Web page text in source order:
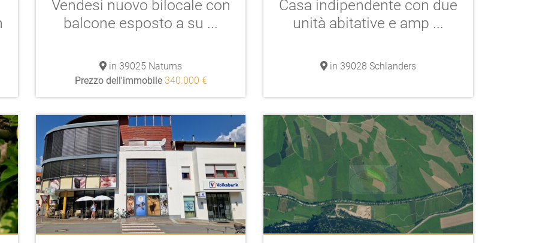
Vendesi nuovo bilocale con
balcone esposto a su ...
in 39025 Naturns
Prezzo dell'immobile 340.000 €
Casa indipendente con due
unità abitative e amp ...
in 39028 Schlanders